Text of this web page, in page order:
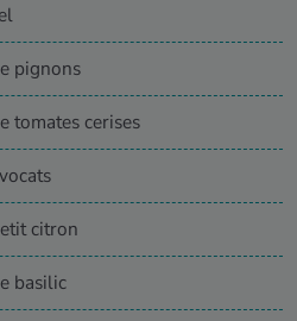
pignons
tomates cerises
citron
basilic